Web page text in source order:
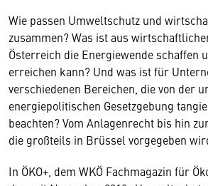
Wie passen Umweltschutz und
zusammen? Was ist aus
Österreich die Energiewende schaffen
erreichen kann? Und was ist für
verschiedenen Bereichen, die von der
energiepolitischen Gesetzgebung
beachten? Vom Anlagenrecht bis hin
die großteils in Brüssel vorgegeben
In ÖKO+, dem WKÖ Fachmagazin für